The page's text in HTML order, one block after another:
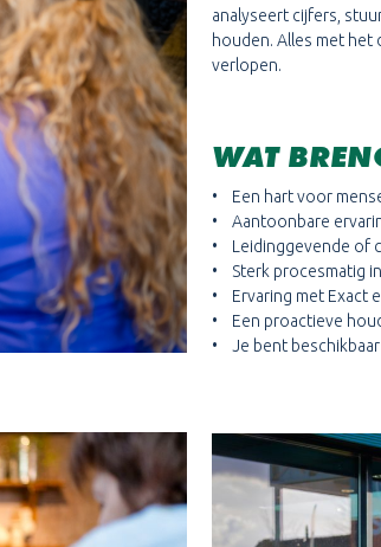
analyseert cijfers,
houden. Alles met
verlopen.
WAT
• Een hart voor
• Aantoonbare
• Leidinggevende of
• Sterk procesmatig
• Ervaring met Exact
• Een proactieve
• Je bent